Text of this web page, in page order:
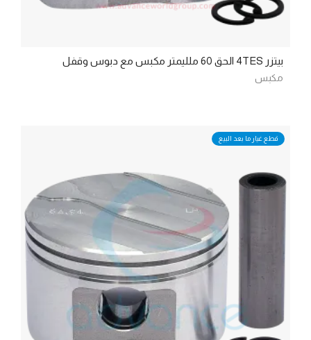
بيتزر 4TES الحق 60 ملليمتر مكبس مع دبوس وقفل
مكبس
قطع غيار ما بعد البيع